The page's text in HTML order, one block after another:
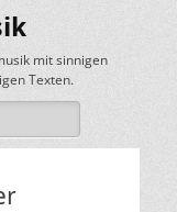
mit sinnigen
Texten.